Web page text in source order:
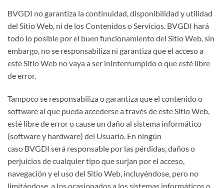
BVGDI no garantiza la continuidad, disponibilidad y utilidad
del Sitio Web, ni de los Contenidos o Servicios. BVGDI hará
todo lo posible por el buen funcionamiento del Sitio Web, sin
embargo, no se responsabiliza ni garantiza que el acceso a
este Sitio Web no vaya a ser ininterrumpido o que esté libre
de error.
Tampoco se responsabiliza o garantiza que el contenido o
software al que pueda accederse a través de este Sitio Web,
esté libre de error o cause un daño al sistema informático
(software y hardware) del Usuario. En ningún
caso BVGDI será responsable por las pérdidas, daños o
perjuicios de cualquier tipo que surjan por el acceso,
navegación y el uso del Sitio Web, incluyéndose, pero no
limitándose, a los ocasionados a los sistemas informáticos o